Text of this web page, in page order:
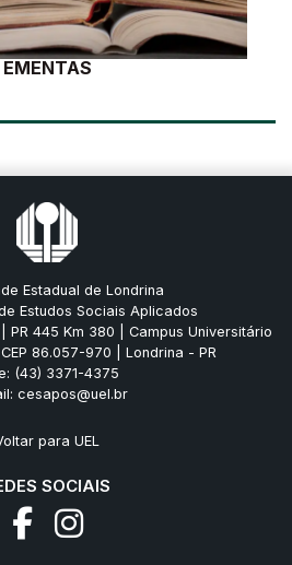
EMENTAS
Estadual de Londrina
Estudos Sociais Aplicados
PR 445 Km 380 | Campus Universitário
CEP 86.057-970 | Londrina - PR
(43) 3371-4375
cesapos@uel.br
para UEL
SOCIAIS